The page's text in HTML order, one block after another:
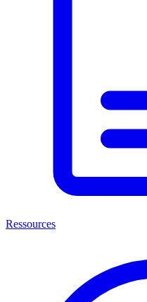
Ressources